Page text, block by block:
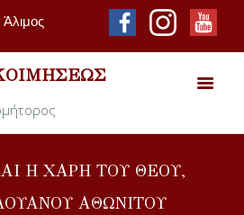
Η ΧΑΡΗ ΤΟΥ ΘΕΟΥ,
ΑΘΩΝΙΤΟΥ